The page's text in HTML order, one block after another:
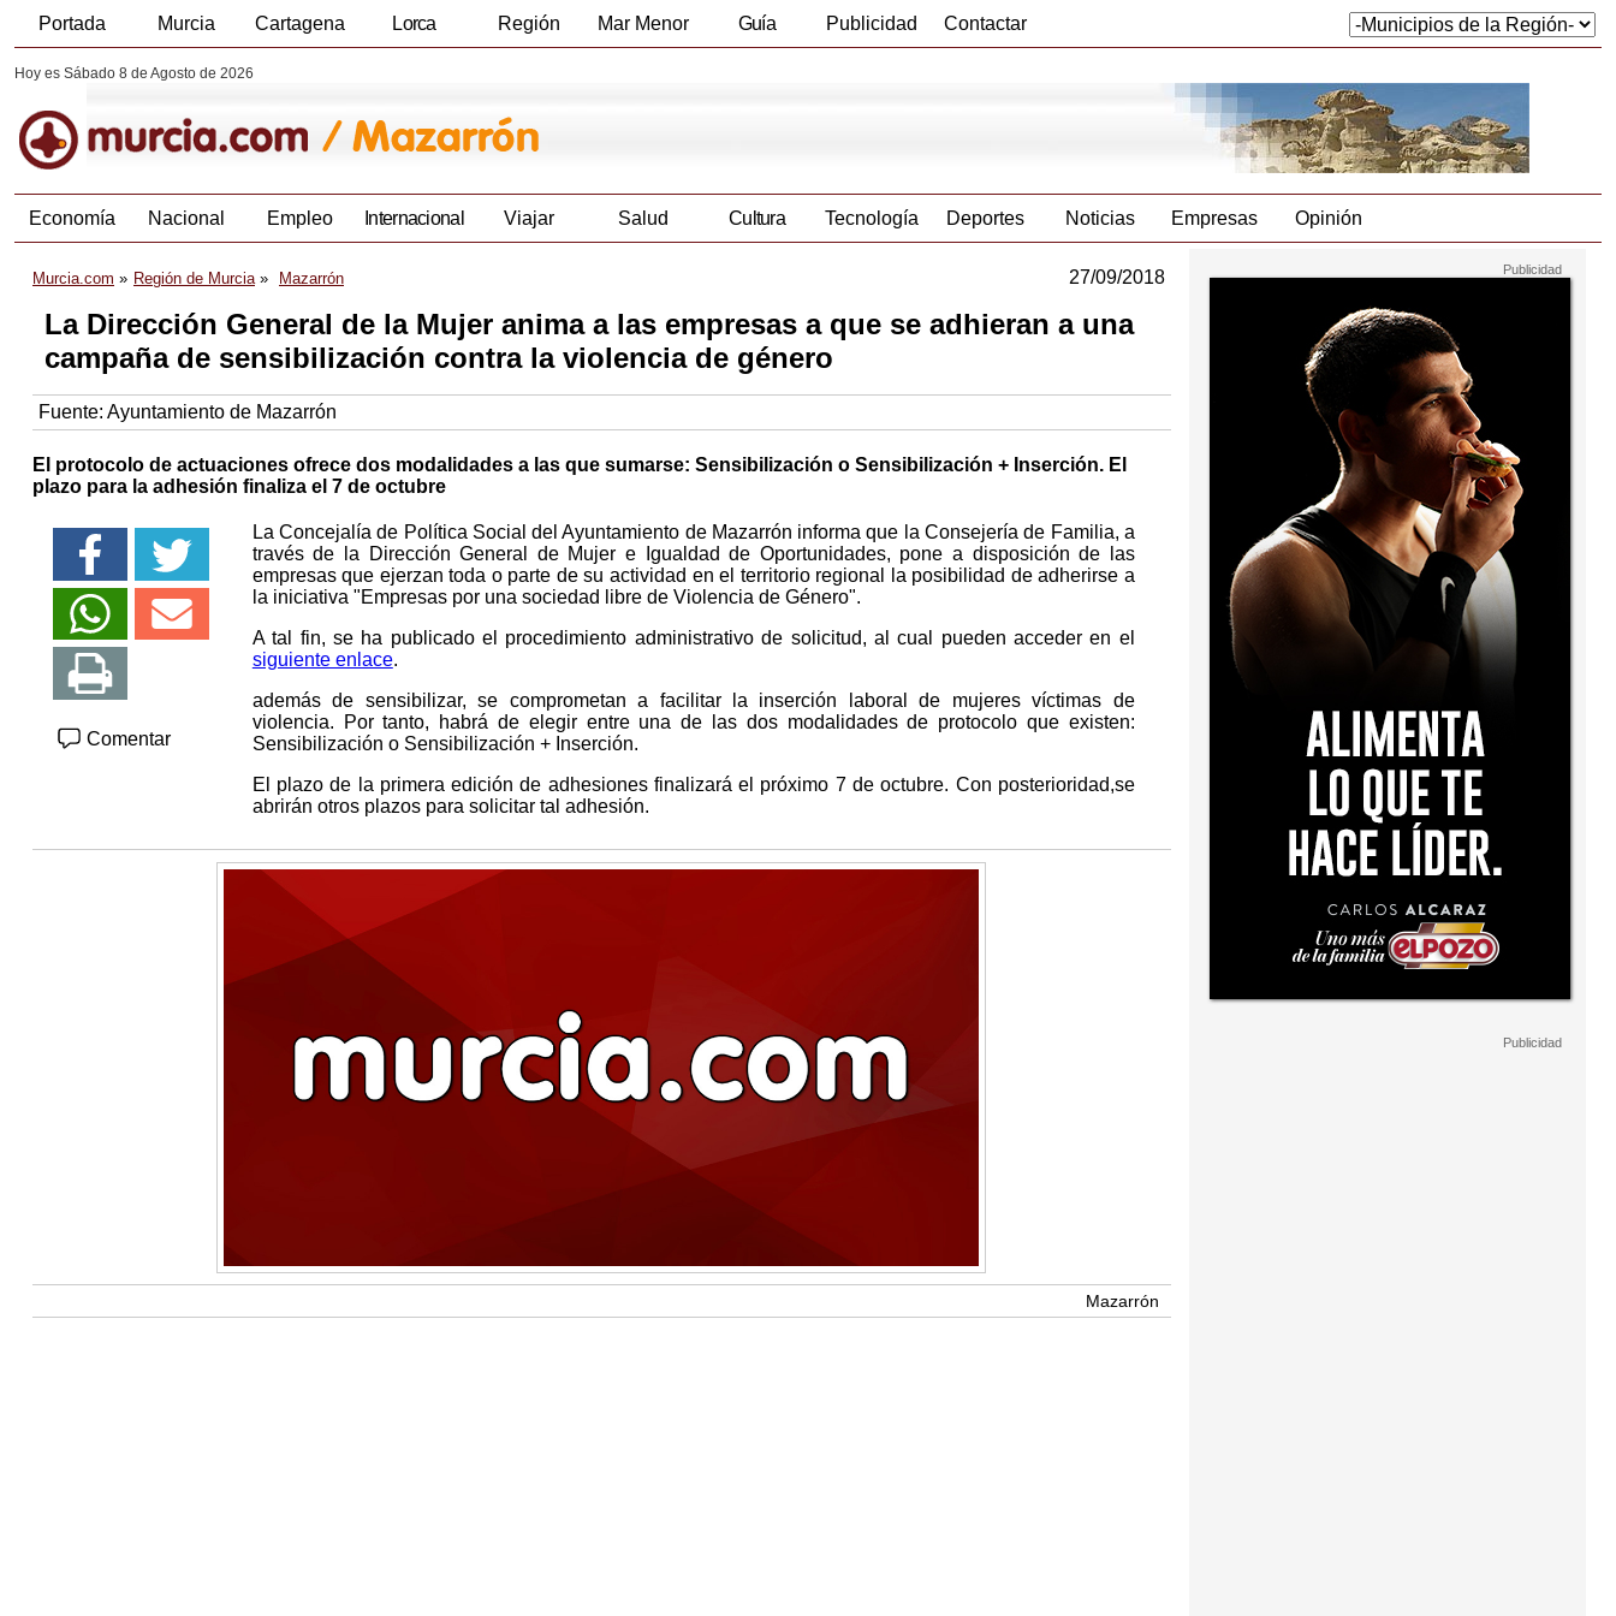
Portada Murcia Cartagena Lorca Región Mar Menor Guía Publicidad Contactar
Hoy es Sábado 8 de Agosto de 2026
Economía Nacional Empleo Internacional Viajar Salud Cultura Tecnología Deportes Noticias Empresas Opinión
Murcia.com Región de Murcia Mazarrón 27/09/2018
La Dirección General de la Mujer anima a las empresas a que se adhieran a una
campaña de sensibilización contra la violencia de género
Fuente: Ayuntamiento de Mazarrón
El protocolo de actuaciones ofrece dos modalidades a las que sumarse: Sensibilización o Sensibilización + Inserción. El
plazo para la adhesión finaliza el 7 de octubre
Comentar
La Concejalía de Política Social del Ayuntamiento de Mazarrón informa que la Consejería de Familia, a
través de la Dirección General de Mujer e Igualdad de Oportunidades, pone a disposición de las
empresas que ejerzan toda o parte de su actividad en el territorio regional la posibilidad de adherirse a
la iniciativa "Empresas por una sociedad libre de Violencia de Género".
A tal fin, se ha publicado el procedimiento administrativo de solicitud, al cual pueden acceder en el
siguiente enlace.
además de sensibilizar, se comprometan a facilitar la inserción laboral de mujeres víctimas de
violencia. Por tanto, habrá de elegir entre una de las dos modalidades de protocolo que existen:
Sensibilización o Sensibilización + Inserción.
El plazo de la primera edición de adhesiones finalizará el próximo 7 de octubre. Con posterioridad,se
abrirán otros plazos para solicitar tal adhesión.
Mazarrón